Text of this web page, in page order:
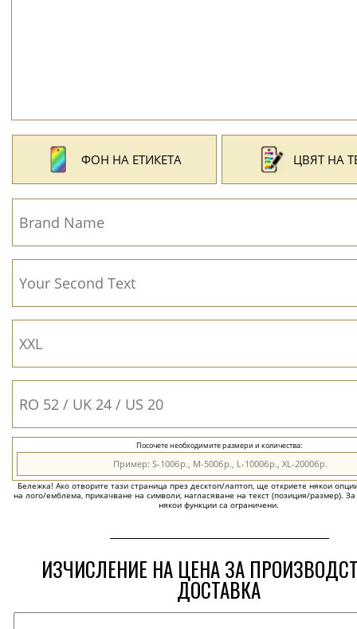
ФОН НА ЕТИКЕТА ЦВЯТ НА
Посочете необходимите размери и количества:
Бележка! Ако отворите тази страница през десктоп/лаптоп, ще откриете някои
на лого/емблема, прикачване на символи, нагласяване на текст (позиция/размер).
някои функции са ограничени.
ИЗЧИСЛЕНИЕ НА ЦЕНА ЗА
ДОСТАВКА